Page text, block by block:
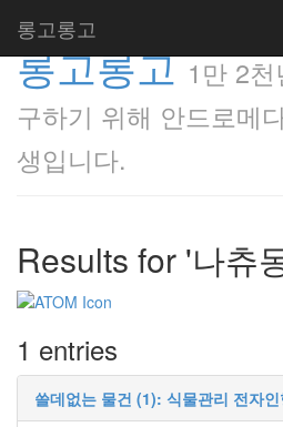
롱고롱고
롱고롱고 1만 2
구하기 위해 안드로메
생입니다.
Results for '나츄
1 entries
쓸데없는 물건 (1): 식물관리 전자인